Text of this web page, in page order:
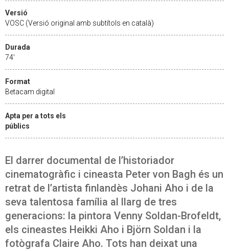
Versió
VOSC (Versió original amb subtítols en català)
Durada
74'
Format
Betacam digital
Apta per a tots els
públics
El darrer documental de l’historiador
cinematogràfic i cineasta Peter von Bagh és un
retrat de l’artista finlandès Johani Aho i de la
seva talentosa família al llarg de tres
generacions: la pintora Venny Soldan-Brofeldt,
els cineastes Heikki Aho i Björn Soldan i la
fotògrafa Claire Aho. Tots han deixat una